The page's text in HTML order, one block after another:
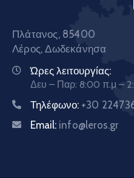
Πλάτανος, 85400
Λέρος, Δωδεκάνησα
Ώρες λειτουργίας:
Δευ – Παρ: 8:00 π.μ –
Τηλέφωνο: +30
Email: info@leros.gr